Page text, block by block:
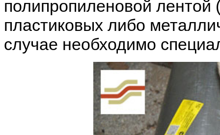
полипропиленовой
пластиковых либо
случае необходимо